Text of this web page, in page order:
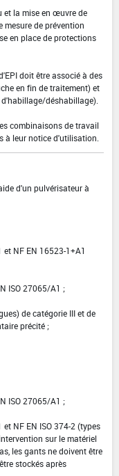
et la mise en œuvre de
de prévention
en place de protections
doit être associé à des
en fin de traitement) et
déshabillage).
combinaisons de travail
à leur notice d'utilisation.
d'un pulvérisateur à
NF EN 16523-1+A1
ISO 27065/A1 ;
de catégorie III et de
précité ;
ISO 27065/A1 ;
NF EN ISO 374-2 (types
sur le matériel
les gants ne doivent être
stockés après